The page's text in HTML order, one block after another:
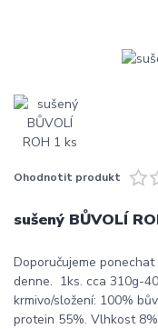
Ohodnotit produkt
sušený BŮVOLÍ
Doporučujeme
denne. 1ks. cca 310g-
krmivo/složení: 100%
protein 55%. Vlhkost